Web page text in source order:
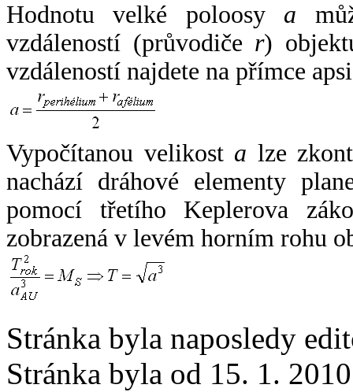
Hodnotu velké poloosy a
vzdáleností (průvodiče r)
vzdáleností najdete na přímce
Vypočítanou velikost a lze
nachází dráhové elementy
pomocí třetího Keplerova
zobrazená v levém horním rohu
Stránka byla naposledy
Stránka byla od 15. 1.